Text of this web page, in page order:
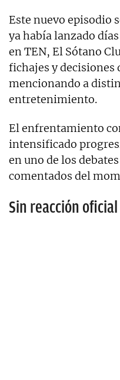
Este nuevo episodio
ya había lanzado
en TEN, El Sótano
fichajes y decisiones
mencionando a
entretenimiento.
El enfrentamiento
intensificado
en uno de los
comentados del
Sin reacción